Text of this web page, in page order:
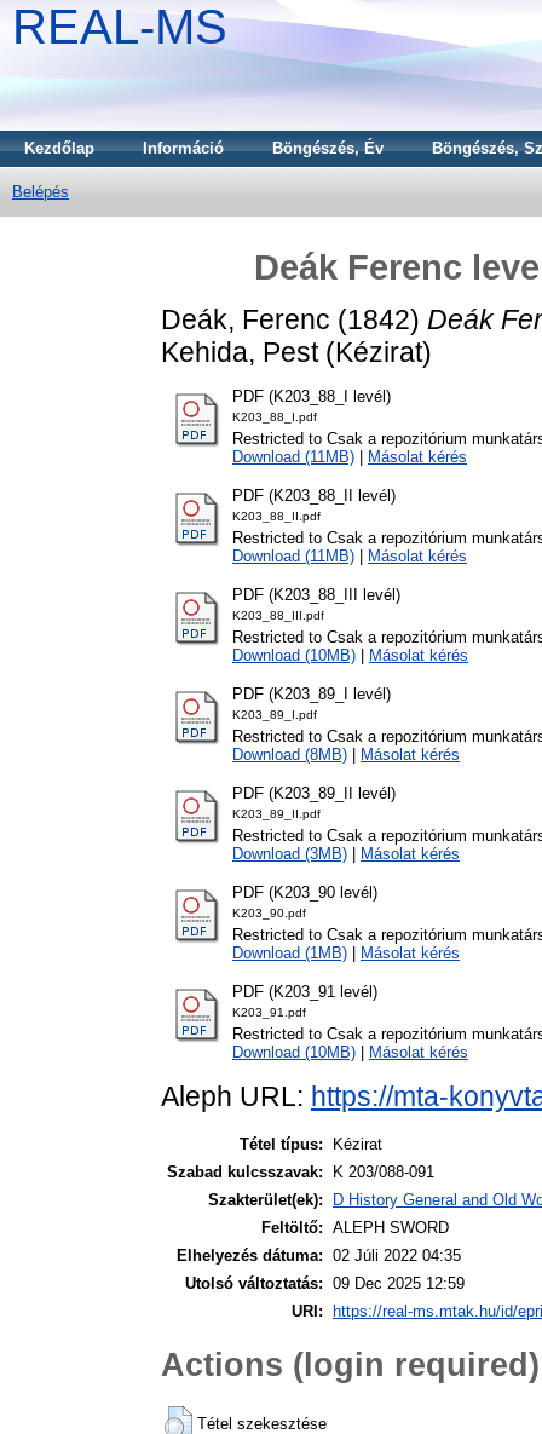
REAL-MS
Kezdőlap Információ Böngészés, Év Böngészés,
Belépés
Deák Ferenc
Deák, Ferenc (1842) Deák
Kehida, Pest (Kézirat)
PDF (K203_88_I levél)
K203_88_I.pdf
Restricted to Csak a repozitórium
Download (11MB)
Másolat kérés
PDF (K203_88_II levél)
K203_88_II.pdf
Restricted to Csak a repozitórium
Download (11MB)
Másolat kérés
PDF (K203_88_III levél)
K203_88_III.pdf
Restricted to Csak a repozitórium
Download (10MB)
Másolat kérés
PDF (K203_89_I levél)
K203_89_I.pdf
Restricted to Csak a repozitórium
Download (8MB)
Másolat kérés
PDF (K203_89_II levél)
K203_89_II.pdf
Restricted to Csak a repozitórium
Download (3MB)
Másolat kérés
PDF (K203_90 levél)
K203_90.pdf
Restricted to Csak a repozitórium
Download (1MB)
Másolat kérés
PDF (K203_91 levél)
K203_91.pdf
Restricted to Csak a repozitórium
Download (10MB)
Másolat kérés
Aleph URL: https://mta-
Tétel típus:
Kézirat
Szabad kulcsszavak:
K 203/088-091
Szakterület(ek):
D History General and Old
Feltöltő: ALEPH SWORD
Elhelyezés dátuma: 02 Júli 2022 04:35
Utolsó változtatás: 09 Dec 2025 12:59
URI:
https://real-ms.mtak.hu/id/
Actions (login required)
Tétel szekesztése